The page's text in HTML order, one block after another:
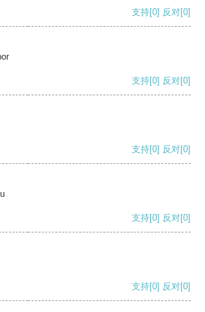
支持[0] 反对[0]
支持[0] 反对[0]
支持[0] 反对[0]
支持[0] 反对[0]
支持[0] 反对[0]